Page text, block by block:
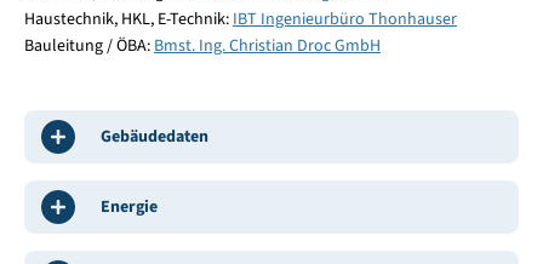
Haustechnik, HKL, E-Technik:IBT Ingenieurbüro Thonhauser
Bauleitung / ÖBA:Bmst. Ing. Christian Droc GmbH
Gebäudedaten
Energie